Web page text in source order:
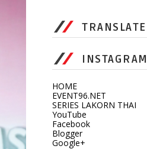
TRANSLATE
INSTAGRAM
HOME
EVENT96.NET
SERIES LAKORN THAI
YouTube
Facebook
Blogger
Google+